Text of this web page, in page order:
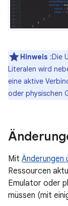
Hinweis :Die
Literalen wird
eine aktive
oder physischen
Mit Änderungen
Ressourcen
Emulator oder
müssen (mit